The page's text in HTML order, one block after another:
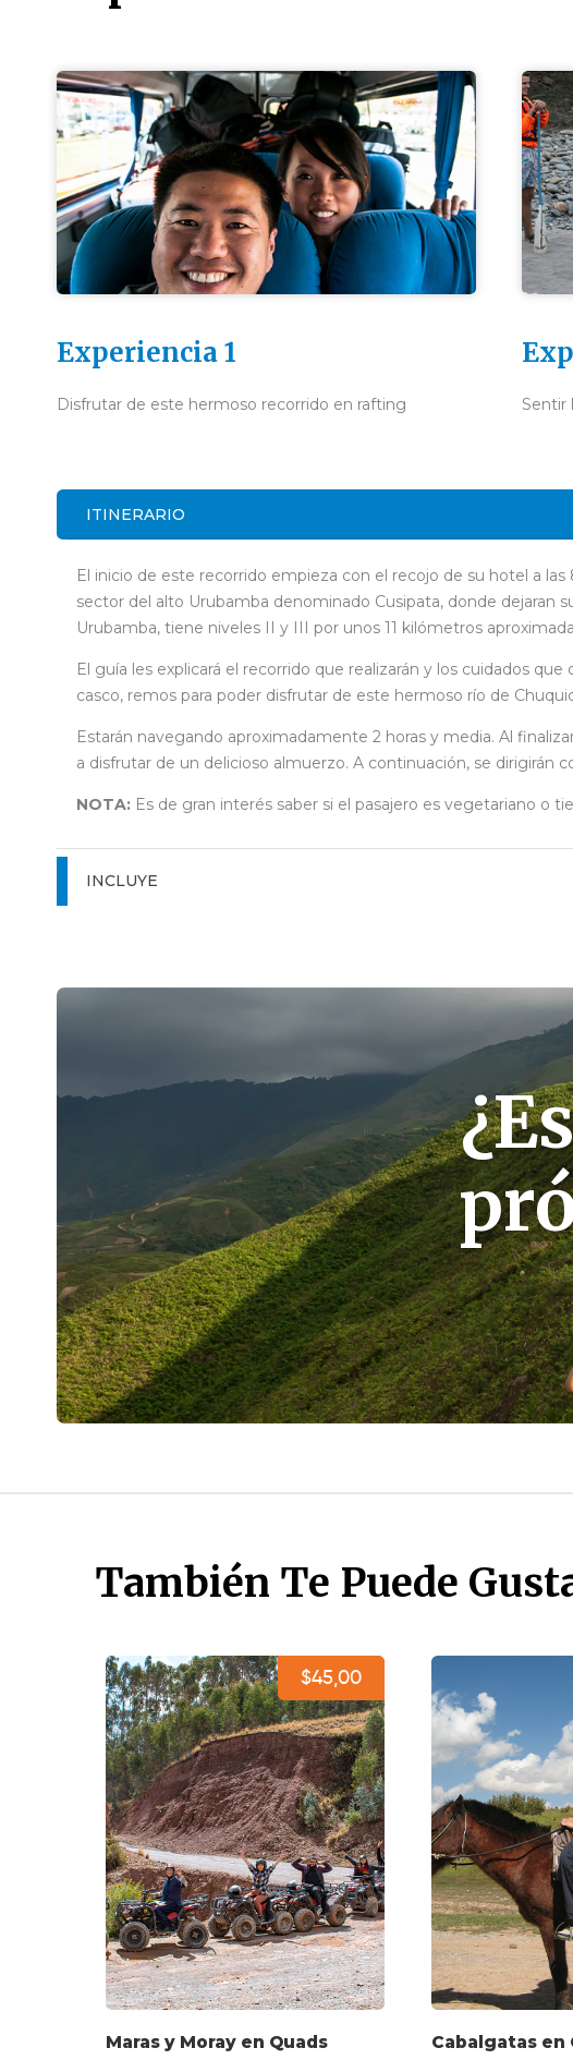
Experiencia 1
Disfrutar de este hermoso recorrido en rafting Sentir
ITINERARIO
El inicio de este recorrido empieza con el recojo de su hotel a
sector del alto Urubamba denominado Cusipata, donde dejaran
Urubamba, tiene niveles II y III por unos 11 kilómetros
El guía les explicará el recorrido que realizarán y los cuidados
casco, remos para poder disfrutar de este hermoso río de
Estarán navegando aproximadamente 2 horas y media. Al
a disfrutar de un delicioso almuerzo. A continuación, se dirigirán
NOTA: Es de gran interés saber si el pasajero es vegetariano o
INCLUYE
También Te Puede
$45,00
Maras y Moray en Quads Cabalgatas en